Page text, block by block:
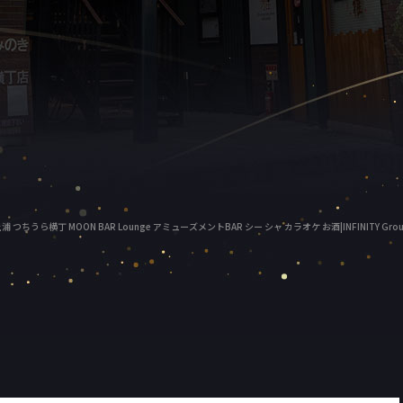
つちうら横丁 MOON BAR Lounge アミューズメントBAR シー シャ カラオケ お酒|INFINITY